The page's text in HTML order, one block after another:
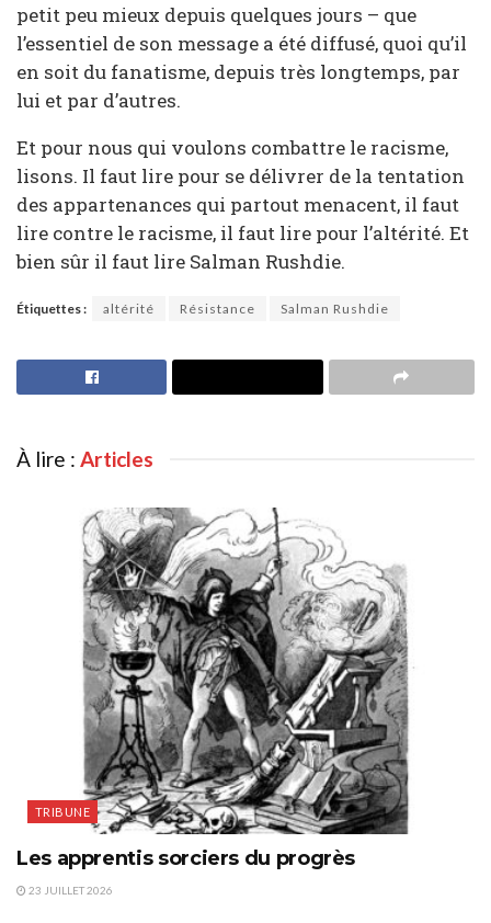
petit peu mieux depuis quelques jours – que
l’essentiel de son message a été diffusé, quoi qu’il
en soit du fanatisme, depuis très longtemps, par
lui et par d’autres.
Et pour nous qui voulons combattre le racisme,
lisons. Il faut lire pour se délivrer de la tentation
des appartenances qui partout menacent, il faut
lire contre le racisme, il faut lire pour l’altérité. Et
bien sûr il faut lire Salman Rushdie.
Étiquettes : altérité Résistance Salman Rushdie
À lire : Articles
TRIBUNE
Les apprentis sorciers du progrès
23 JUILLET 2026